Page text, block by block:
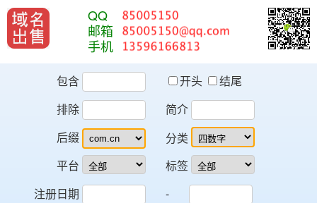
QQ
邮箱
手机
包含 开头
结尾
排除
简介
后缀
平台
分类
标签
注册日期
-